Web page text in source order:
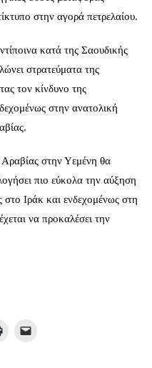
στην αγορά πετρελαίου.
κατά της Σαουδικής
στρατεύματα της
τον κίνδυνο της
στην ανατολική
στην Υεμένη θα
πιο εύκολα την αύξηση
Ιράκ και ενδεχομένως στη
να προκαλέσει την